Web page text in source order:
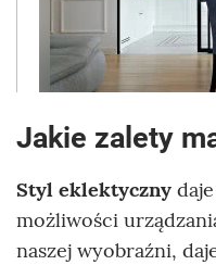
Jakie zalety
Styl eklektyczny
możliwości
naszej wyobraźni,